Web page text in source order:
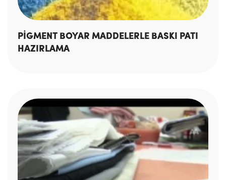
PİGMENT BOYAR MADDELERLE BASKI PATI
HAZIRLAMA